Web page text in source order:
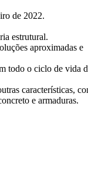
de 2022.
estrutural.
aproximadas e
todo o ciclo de vida
características,
e armaduras.